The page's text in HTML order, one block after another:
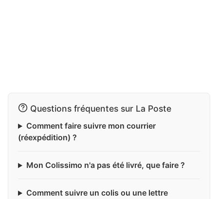
Questions fréquentes sur La Poste
Comment faire suivre mon courrier
(réexpédition) ?
Mon Colissimo n'a pas été livré, que faire ?
Comment suivre un colis ou une lettre